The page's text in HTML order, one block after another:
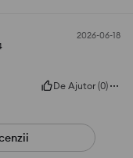
2026-06-18
De Ajutor (0)